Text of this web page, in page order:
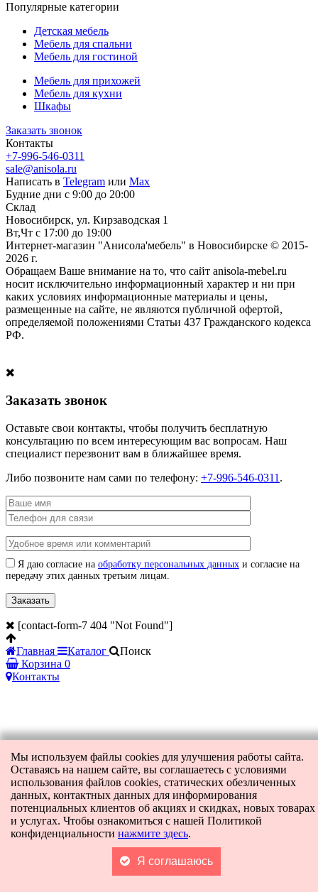
Популярные категории
Детская мебель
Мебель для спальни
Мебель для гостиной
Мебель для прихожей
Мебель для кухни
Шкафы
Заказать звонок
Контакты
+7-996-546-0311
sale@anisola.ru
Написать в Telegram или Max
Будние дни с 9:00 до 20:00
Склад
Новосибирск, ул. Кирзаводская 1
Вт,Чт с 17:00 до 19:00
Интернет-магазин "Анисола'мебель" в Новосибирске © 2015-
2026 г.
Обращаем Ваше внимание на то, что сайт anisola-mebel.ru
носит исключительно информационный характер и ни при
каких условиях информационные материалы и цены,
размещенные на сайте, не являются публичной офертой,
определяемой положениями Статьи 437 Гражданского кодекса
РФ.
Заказать звонок
Оставьте свои контакты, чтобы получить бесплатную
консультацию по всем интересующим вас вопросам. Наш
специалист перезвонит вам в ближайшее время.
Либо позвоните нам сами по телефону: +7-996-546-0311 .
Я даю согласие на обработку персональных данных и согласие на
передачу этих данных третьим лицам.
[contact-form-7 404 "Not Found"]
Главная Каталог
Поиск
Корзина 0
Контакты
Мы используем файлы cookies для улучшения работы сайта.
Оставаясь на нашем сайте, вы соглашаетесь с условиями
использования файлов cookies, статических обезличенных
данных, контактных данных для информирования
потенциальных клиентов об акциях и скидках, новых товарах
и услугах. Чтобы ознакомиться с нашей Политикой
конфиденциальности нажмите здесь.
Я соглашаюсь